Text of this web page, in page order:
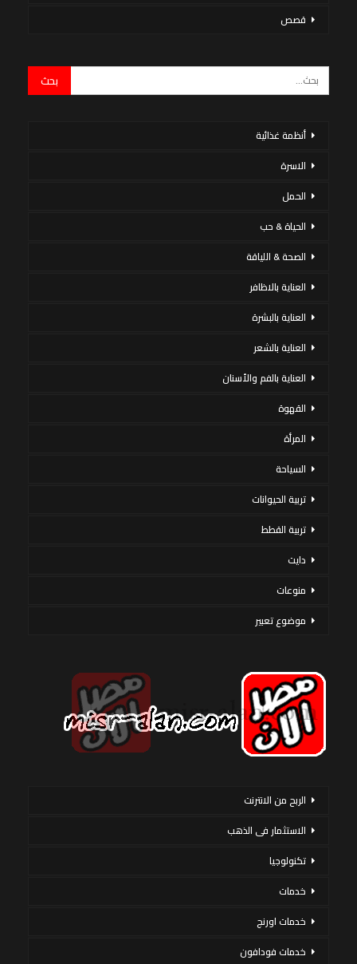
قصص
أنظمة غذائية
الاسرة
الحمل
الحياة & حب
الصحة & اللياقة
العناية بالاظافر
العناية بالبشرة
العناية بالشعر
العناية بالفم والأسنان
القهوة
المرأة
السياحة
تربية الحيوانات
تربية القطط
دايت
منوعات
موضوع تعبير
الربح من الانترنت
الاستثمار فى الذهب
تكنولوجيا
خدمات
خدمات اورنج
خدمات فودافون